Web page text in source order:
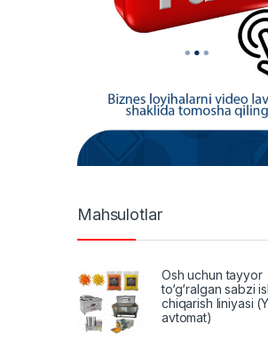
Mahsulotlar
Osh uchun tayyor
to‘g‘ralgan sabzi
chiqarish liniyasi
avtomat)